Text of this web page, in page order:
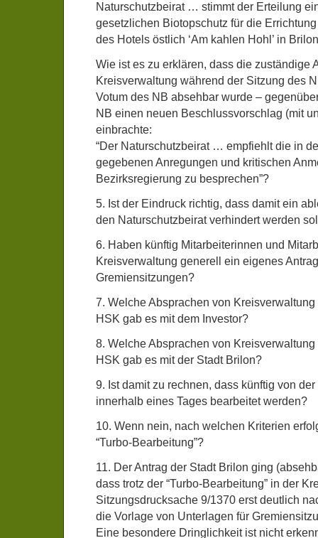
Naturschutzbeirat … stimmt der Erteilung
gesetzlichen Biotopschutz für die
des Hotels östlich ‘Am kahlen Hohl’ in
Wie ist es zu erklären, dass die zuständige
Kreisverwaltung während der Sitzung des
Votum des NB absehbar wurde –
NB einen neuen Beschlussvorschlag (mit
einbrachte:
“Der Naturschutzbeirat … empfiehlt die in
gegebenen Anregungen und kritischen
Bezirksregierung zu besprechen”?
5. Ist der Eindruck richtig, dass damit ein
den Naturschutzbeirat verhindert werden
6. Haben künftig Mitarbeiterinnen und
Kreisverwaltung generell ein eigenes
Gremiensitzungen?
7. Welche Absprachen von
HSK gab es mit dem Investor?
8. Welche Absprachen von
HSK gab es mit der Stadt Brilon?
9. Ist damit zu rechnen, dass künftig von
innerhalb eines Tages bearbeitet werden?
10. Wenn nein, nach welchen Kriterien
“Turbo-Bearbeitung”?
11. Der Antrag der Stadt Brilon ging
dass trotz der “Turbo-Bearbeitung” in der
Sitzungsdrucksache 9/1370 erst deutlich
die Vorlage von Unterlagen für
Eine besondere Dringlichkeit ist nicht